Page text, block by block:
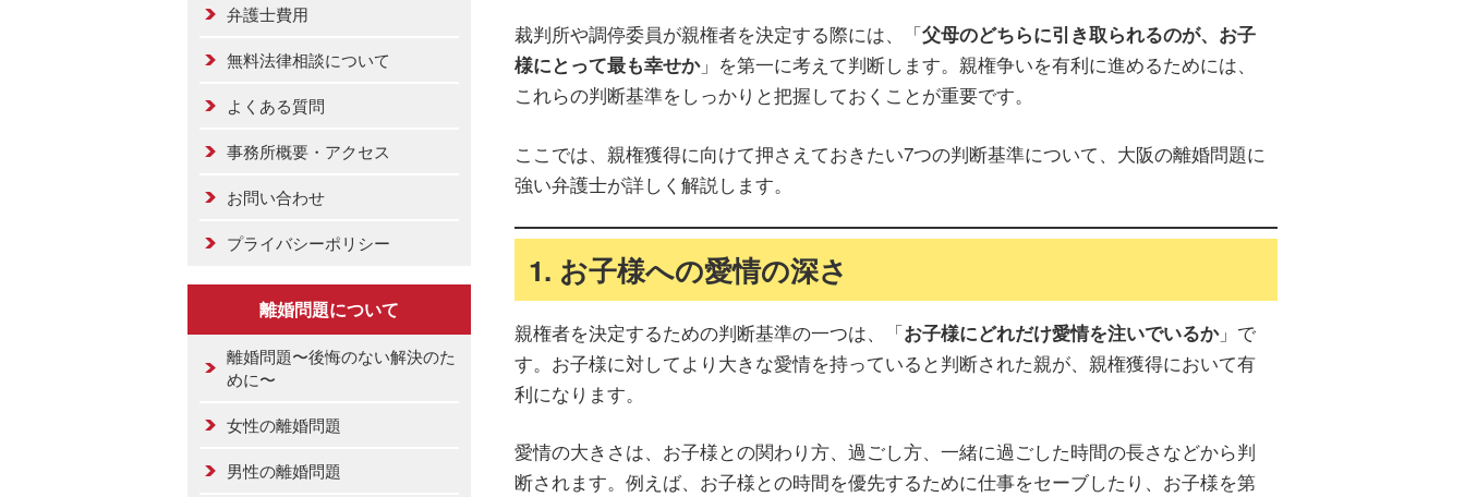
裁判所や調停委員が親権者を決定する際には、「父母のどちらに引き取られるのが、お子
様にとって最も幸せか」を第一に考えて判断します。親権争いを有利に進めるためには、
これらの判断基準をしっかりと把握しておくことが重要です。
ここでは、親権獲得に向けて押さえておきたい7つの判断基準について、大阪の離婚問題に
強い弁護士が詳しく解説します。
1. お子様への愛情の深さ
親権者を決定するための判断基準の一つは、「お子様にどれだけ愛情を注いでいるか」で
す。お子様に対してより大きな愛情を持っていると判断された親が、親権獲得において有
利になります。
愛情の大きさは、お子様との関わり方、過ごし方、一緒に過ごした時間の長さなどから判
断されます。例えば、お子様との時間を優先するために仕事をセーブしたり、お子様を第
弁護士費用
無料法律相談について
よくある質問
事務所概要・アクセス
お問い合わせ
プライバシーポリシー
離婚問題について
離婚問題〜後悔のない解決のた
めに〜
女性の離婚問題
男性の離婚問題